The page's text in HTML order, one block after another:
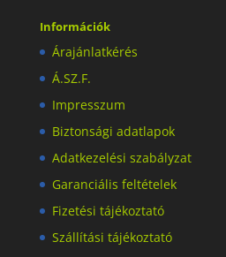
Információk
Árajánlatkérés
Á.SZ.F.
Impresszum
Biztonsági adatlapok
Adatkezelési szabályzat
Garanciális feltételek
Fizetési tájékoztató
Szállítási tájékoztató